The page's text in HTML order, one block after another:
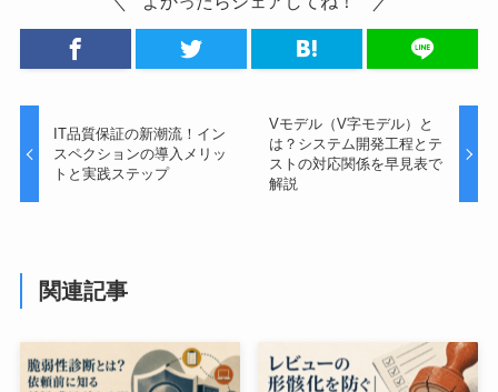
IT品質保証の新潮流！イン
スペクションの導入メリッ
トと実践ステップ
Vモデル（V字モデル）と
は？システム開発工程とテ
ストの対応関係を早見表で
解説
関連記事